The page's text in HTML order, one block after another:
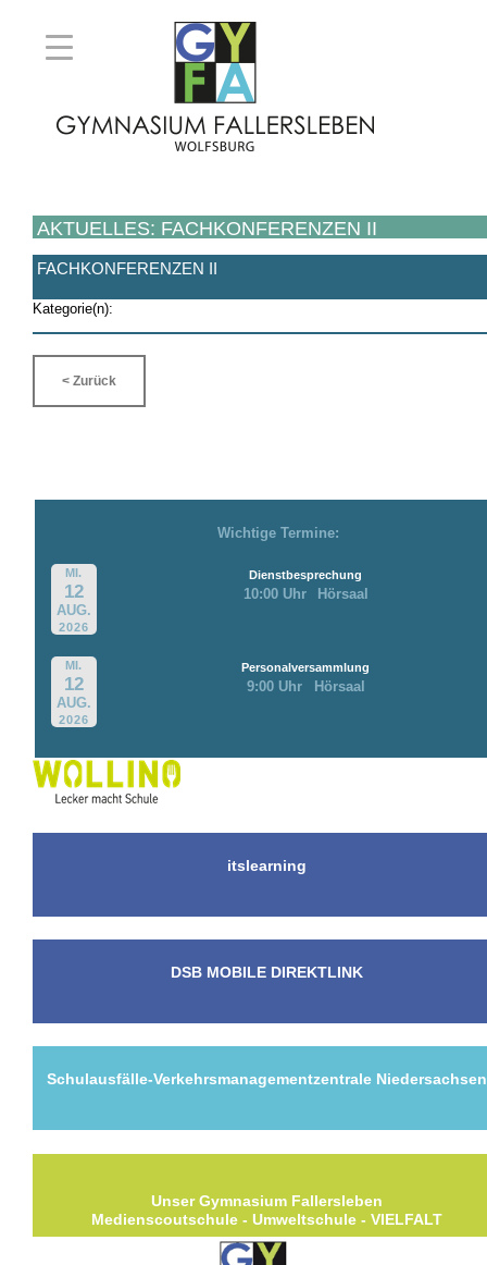
AKTUELLES: FACHKONFERENZEN II
FACHKONFERENZEN II
Kategorie(n):
< Zurück
Wichtige Termine:
MI.
12
AUG.
2026
Dienstbesprechung
10:00 Uhr Hörsaal
MI.
12
AUG.
2026
Personalversammlung
9:00 Uhr Hörsaal
itslearning
DSB MOBILE DIREKTLINK
Schulausfälle-Verkehrsmanagementzentrale Niedersachsen
Unser Gymnasium Fallersleben
Medienscoutschule - Umweltschule - VIELFALT